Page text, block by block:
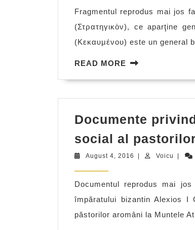
–
vlahilor,
originea
istoria
lor
Fragmentul reprodus mai jos
(Στρατηγικὸν), ce aparţine
(Κεκαυμένου) este un general
READ MORE READ
Documente
social al
August 4, 2016 August Voicu Voicu
Documentul reprodus mai
împăratului bizantin Alexios I
păstorilor aromâni la Muntele